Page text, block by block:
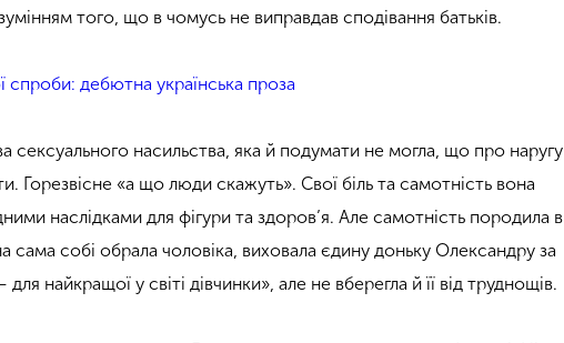
того, що в чомусь не виправдав сподівання батьків.
спроби: дебютна українська проза
насильства, яка й подумати не могла, що про наругу
Горезвісне «а що люди скажуть». Свої біль та самотність вона
наслідками для фігури та здоров’я. Але самотність породила в
сама собі обрала чоловіка, виховала єдину доньку Олександру за
найкращої у світі дівчинки», але не вберегла й її від труднощів.